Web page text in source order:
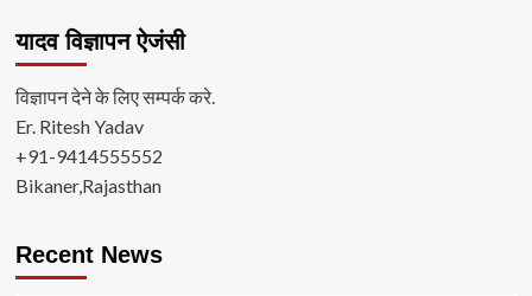
यादव विज्ञापन ऐजंसी
विज्ञापन देने के लिए सम्पर्क करे.
Er. Ritesh Yadav
+91-9414555552
Bikaner,Rajasthan
Recent News